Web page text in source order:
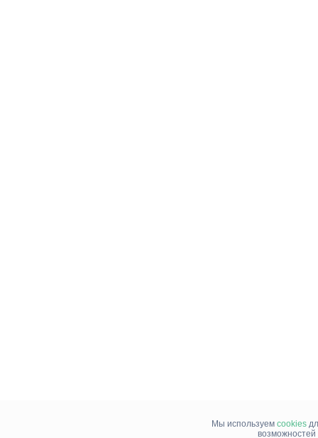
Мы используем cookies